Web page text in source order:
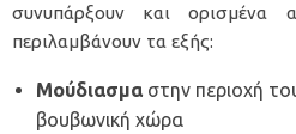
συνυπάρξουν και ορισμένα
περιλαμβάνουν τα εξής:
Μούδιασμα στην περιοχή
βουβωνική χώρα